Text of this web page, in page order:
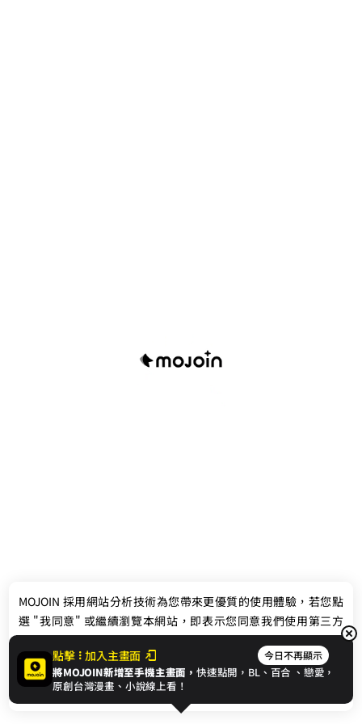
聯絡我們
© 2024 gamania Digital Entertainment Co., Ltd.
點擊 加入主畫面 今日不再顯示
將MOJOIN新增至手機主畫面，快速點開，BL、 百合 、戀愛，
原創台灣漫畫、小說線上看！
MOJOIN 採用網站分析技術為您帶來更優質的使用體驗，若您點
選 "我同意" 或繼續瀏覽本網站，即表示您同意我們使用第三方
Cookie，欲瞭解更多資訊請見隱私權政策。
我同意